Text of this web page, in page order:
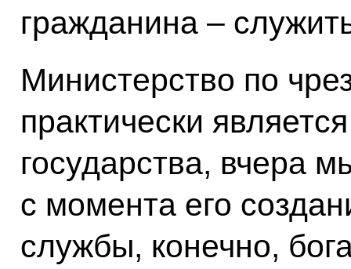
гражданина –
Министерство по
практически
государства, вчера
с момента его
службы, конечно,